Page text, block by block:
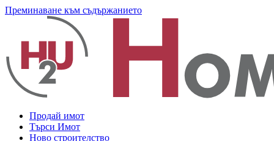
Преминаване към съдържанието
Продай имот
Търси Имот
Ново строителство